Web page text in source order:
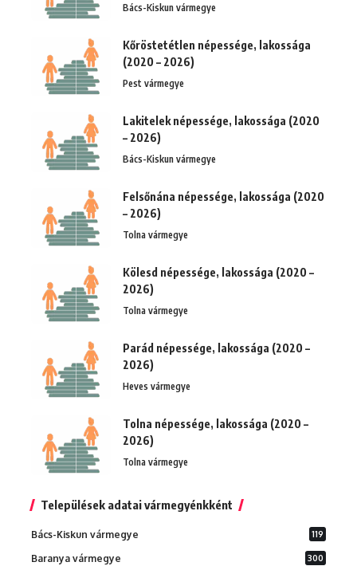
Bács-Kiskun vármegye
Kőröstetétlen népessége, lakossága
(2020 – 2026)
Pest vármegye
Lakitelek népessége, lakossága (2020
– 2026)
Bács-Kiskun vármegye
Felsőnána népessége, lakossága (2020
– 2026)
Tolna vármegye
Kölesd népessége, lakossága (2020 –
2026)
Tolna vármegye
Parád népessége, lakossága (2020 –
2026)
Heves vármegye
Tolna népessége, lakossága (2020 –
2026)
Tolna vármegye
Települések adatai vármegyénkként
Bács-Kiskun vármegye 119
Baranya vármegye 300